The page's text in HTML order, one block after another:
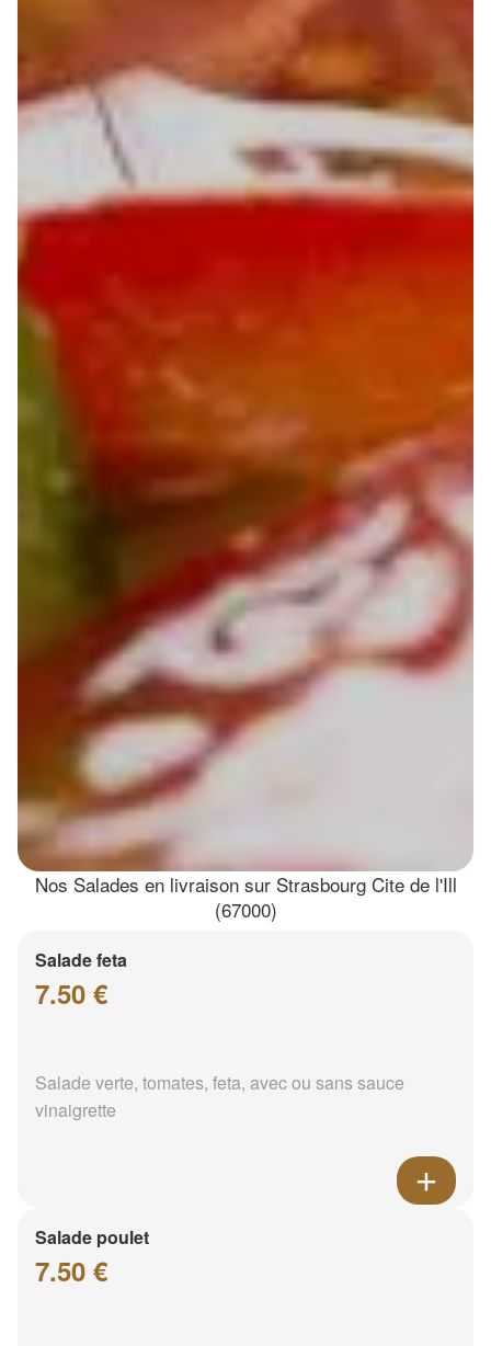
Nos Salades en livraison sur Strasbourg Cite de l'Ill
(67000)
Salade feta
7.50 €
Salade verte, tomates, feta, avec ou sans sauce
vinaigrette
Salade poulet
7.50 €